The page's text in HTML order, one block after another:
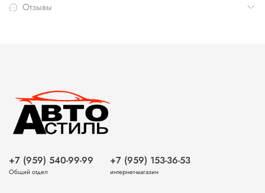
Отзывы
+7 (959) 540-99-99
Общий отдел
+7 (959) 153-36-53
интернет-магазин